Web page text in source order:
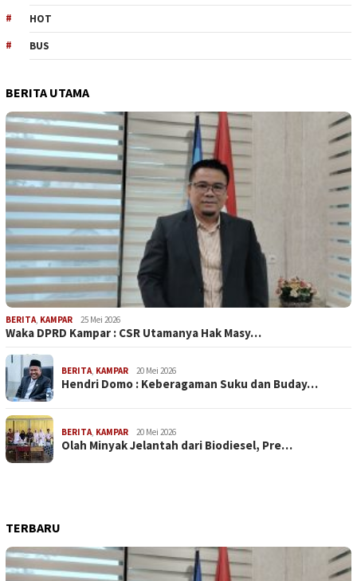
HOT
BUS
BERITA UTAMA
BERITA, KAMPAR 25 Mei 2026
Waka DPRD Kampar : CSR Utamanya Hak Masy…
BERITA, KAMPAR 20 Mei 2026
Hendri Domo : Keberagaman Suku dan Buday…
BERITA, KAMPAR 20 Mei 2026
Olah Minyak Jelantah dari Biodiesel, Pre…
TERBARU